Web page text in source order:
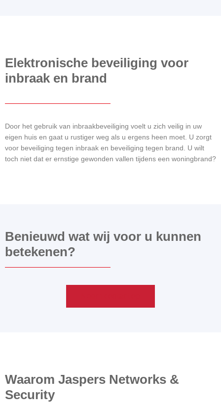
Elektronische beveiliging voor
inbraak en brand
Door het gebruik van inbraakbeveiliging voelt u zich veilig in uw
eigen huis en gaat u rustiger weg als u ergens heen moet. U zorgt
voor beveiliging tegen inbraak en beveiliging tegen brand. U wilt
toch niet dat er ernstige gewonden vallen tijdens een woningbrand?
Benieuwd wat wij voor u kunnen
betekenen?
Waarom Jaspers Networks &
Security